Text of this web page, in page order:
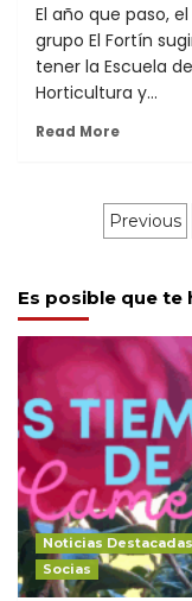
El año que paso, el
grupo El Fortín
tener la Escuela de
Horticultura y...
Read More
Previous
Es posible que te
Noticias Destacadas
Socias